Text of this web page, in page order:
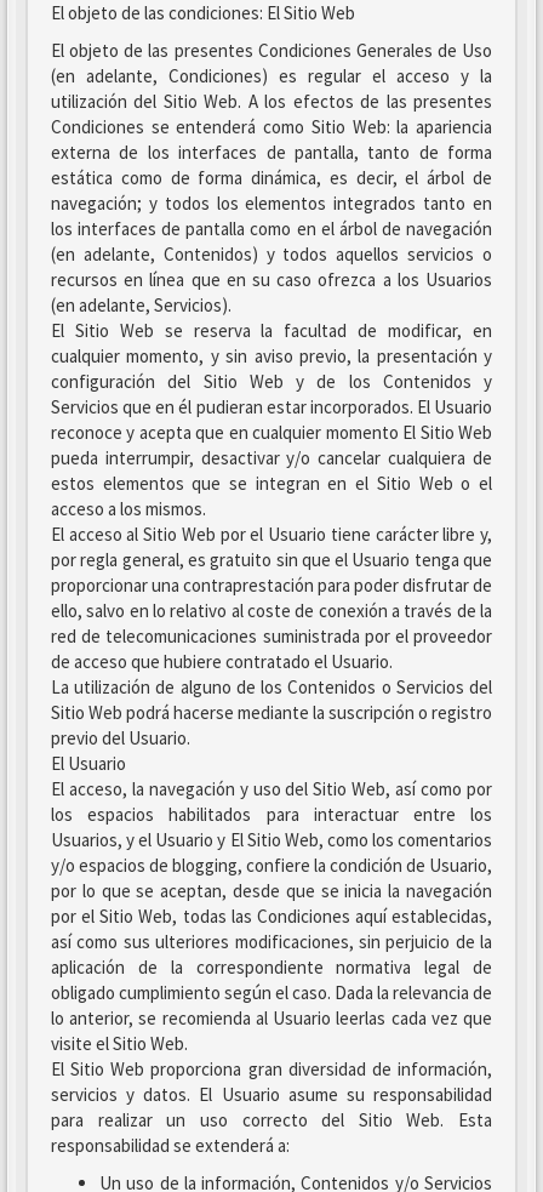
El objeto de las condiciones: El Sitio Web
El objeto de las presentes Condiciones Generales de Uso
(en adelante, Condiciones) es regular el acceso y la
utilización del Sitio Web. A los efectos de las presentes
Condiciones se entenderá como Sitio Web: la apariencia
externa de los interfaces de pantalla, tanto de forma
estática como de forma dinámica, es decir, el árbol de
navegación; y todos los elementos integrados tanto en
los interfaces de pantalla como en el árbol de navegación
(en adelante, Contenidos) y todos aquellos servicios o
recursos en línea que en su caso ofrezca a los Usuarios
(en adelante, Servicios).
El Sitio Web se reserva la facultad de modificar, en
cualquier momento, y sin aviso previo, la presentación y
configuración del Sitio Web y de los Contenidos y
Servicios que en él pudieran estar incorporados. El Usuario
reconoce y acepta que en cualquier momento El Sitio Web
pueda interrumpir, desactivar y/o cancelar cualquiera de
estos elementos que se integran en el Sitio Web o el
acceso a los mismos.
El acceso al Sitio Web por el Usuario tiene carácter libre y,
por regla general, es gratuito sin que el Usuario tenga que
proporcionar una contraprestación para poder disfrutar de
ello, salvo en lo relativo al coste de conexión a través de la
red de telecomunicaciones suministrada por el proveedor
de acceso que hubiere contratado el Usuario.
La utilización de alguno de los Contenidos o Servicios del
Sitio Web podrá hacerse mediante la suscripción o registro
previo del Usuario.
El Usuario
El acceso, la navegación y uso del Sitio Web, así como por
los espacios habilitados para interactuar entre los
Usuarios, y el Usuario y El Sitio Web, como los comentarios
y/o espacios de blogging, confiere la condición de Usuario,
por lo que se aceptan, desde que se inicia la navegación
por el Sitio Web, todas las Condiciones aquí establecidas,
así como sus ulteriores modificaciones, sin perjuicio de la
aplicación de la correspondiente normativa legal de
obligado cumplimiento según el caso. Dada la relevancia de
lo anterior, se recomienda al Usuario leerlas cada vez que
visite el Sitio Web.
El Sitio Web proporciona gran diversidad de información,
servicios y datos. El Usuario asume su responsabilidad
para realizar un uso correcto del Sitio Web. Esta
responsabilidad se extenderá a:
Un uso de la información, Contenidos y/o Servicios